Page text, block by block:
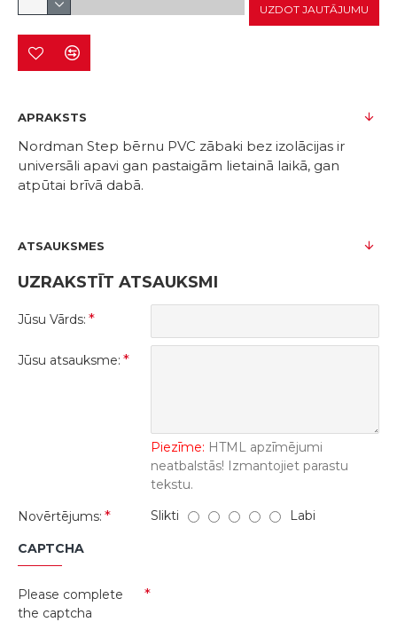
UZDOT JAUTĀJUMU
APRAKSTS
Nordman Step bērnu PVC zābaki bez izolācijas ir
universāli apavi gan pastaigām lietainā laikā, gan
atpūtai brīvā dabā.
ATSAUKSMES
UZRAKSTĪT ATSAUKSMI
Jūsu Vārds:
Jūsu atsauksme:
Piezīme: HTML apzīmējumi
neatbalstās! Izmantojiet parastu
tekstu.
Novērtējums:
Slikti Labi
CAPTCHA
Please complete
the captcha